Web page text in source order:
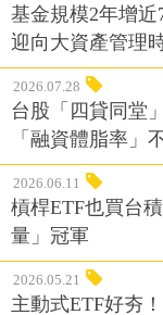
基金規模2年增
迎向大資產管理
2026.07.28
台股「四貸同堂
「融資體脂率」
2026.06.11
槓桿ETF也買台
量」冠軍
2026.05.21
主動式ETF好夯